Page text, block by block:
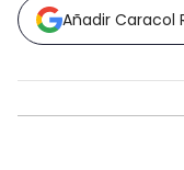
Añadir Caracol